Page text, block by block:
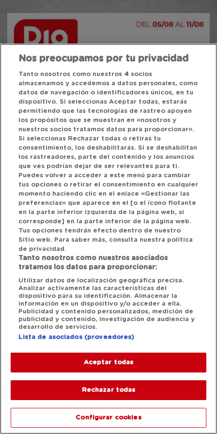
1/12
Nos preocupamos por tu privacidad
Tanto nosotros como nuestros 4 socios
almacenamos y accedemos a datos personales, como
datos de navegación o identificadores únicos, en tu
dispositivo. Si seleccionas Aceptar todas, estarás
permitiendo que las tecnologías de rastreo apoyen
los propósitos que se muestran en «nosotros y
nuestros socios tratamos datos para proporcionar».
Si seleccionas Rechazar todas o retiras tu
consentimiento, los deshabilitarás. Si se deshabilitan
los rastreadores, parte del contenido y los anuncios
que ves podrían dejar de ser relevantes para ti.
Puedes volver a acceder a este menú para cambiar
tus opciones o retirar el consentimiento en cualquier
momento haciendo clic en el enlace «Gestionar las
preferencias» que aparece en el [o el ícono flotante
en la parte inferior izquierda de la página web, si
corresponde] en la parte inferior de la página web.
Tus opciones tendrán efecto dentro de nuestro
Sitio web. Para saber más, consulta nuestra política
de privacidad.
Tanto nosotros como nuestros asociados
tratamos los datos para proporcionar:
Utilizar datos de localización geográfica precisa.
Analizar activamente las características del
dispositivo para su identificación. Almacenar la
información en un dispositivo y/o acceder a ella.
Publicidad y contenido personalizados, medición de
publicidad y contenido, investigación de audiencia y
desarrollo de servicios.
Lista de asociados (proveedores)
Aceptar todas
Rechazar todas
Configurar cookies